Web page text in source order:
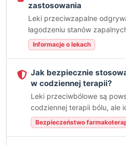
zastosowania
Leki przeciwzapalne
łagodzeniu stanów
Informacje o lekach
Jak bezpiecznie
w codziennej terapii?
Leki przeciwbólowe są
codziennej terapii bólu, ale
Bezpieczeństwo